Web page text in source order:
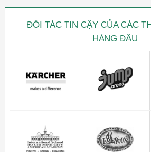
ĐỐI TÁC TIN CẬY CỦA CÁC
HÀNG ĐẦU